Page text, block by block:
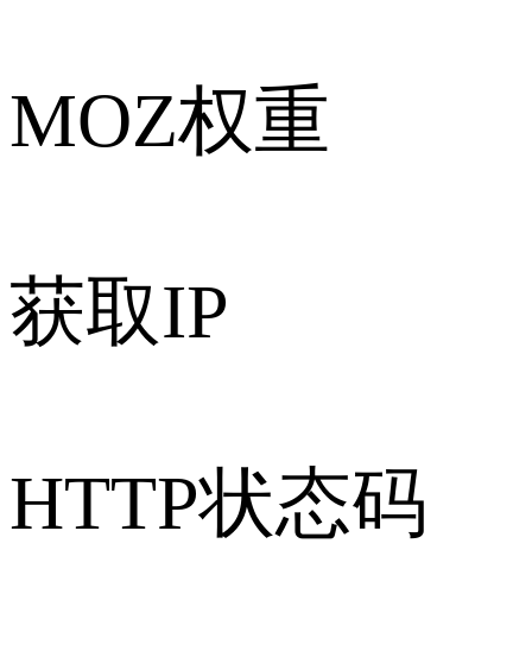
MOZ权重
获取IP
HTTP状态码